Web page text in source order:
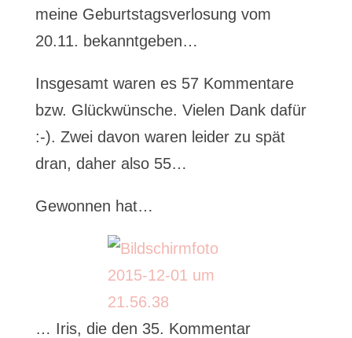
meine Geburtstagsverlosung vom
20.11. bekanntgeben…
Insgesamt waren es 57 Kommentare
bzw. Glückwünsche. Vielen Dank dafür
:-). Zwei davon waren leider zu spät
dran, daher also 55…
Gewonnen hat…
… Iris, die den 35. Kommentar